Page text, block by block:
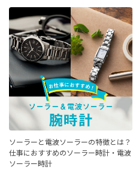
ソーラーと電波ソーラーの特徴とは？
仕事におすすめのソーラー時計・電波
ソーラー時計